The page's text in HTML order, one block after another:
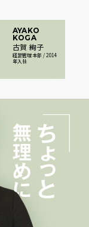
AYAKO
KOGA
古賀 絢子
経営管理本部 /2014
年入社